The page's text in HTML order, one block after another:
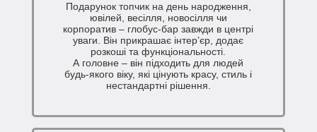
Подарунок топчик на день народження,
ювілей, весілля, новосілля чи
корпоратив – глобус-бар завжди в центрі
уваги. Він прикрашає інтер’єр, додає
розкоші та функціональності.
А головне – він підходить для людей
будь-якого віку, які цінують красу, стиль і
нестандартні рішення.